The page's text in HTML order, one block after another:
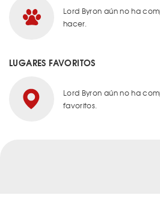
Lord Byron aún no ha
hacer.
LUGARES FAVORITOS
Lord Byron aún no ha
favoritos.